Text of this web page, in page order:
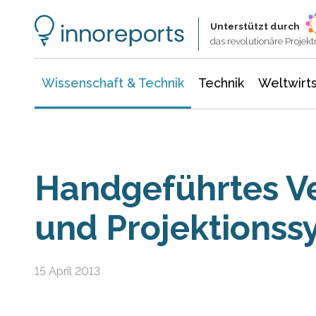
Unterstützt durch
das revolutionäre
Wissenschaft & Technik Technik
Handgeführtes
und
15 April 2013